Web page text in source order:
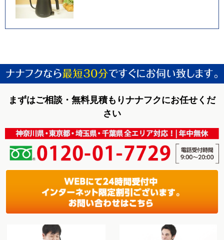
まずはご相談・無料見積もりナナフクにお任せくだ
さい